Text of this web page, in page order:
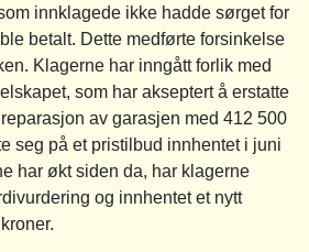
innklagede ikke hadde sørget for
betalt. Dette medførte forsinkelse
Klagerne har inngått forlik med
som har akseptert å erstatte
av garasjen med 412 500
seg på et pristilbud innhentet i juni
har økt siden da, har klagerne
og innhentet et nytt